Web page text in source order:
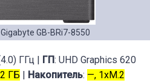
GB-BRi7-8550
ГГц | ГП: UHD Graphics 620
ГБ | Накопитель: —, 1xM.2